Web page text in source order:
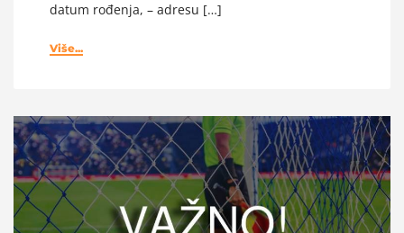
datum rođenja, – adresu […]
Više...